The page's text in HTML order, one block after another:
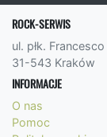
ROCK-SERWIS
ul. płk.
31-543 Kraków
INFORMACJE
O nas
Pomoc